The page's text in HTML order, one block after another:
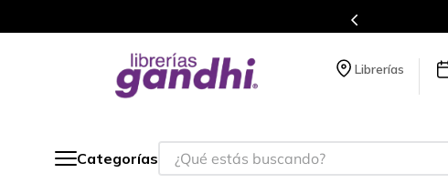
Más de 5 millones de
Librerías
Categorías
¿Qué estás buscando?